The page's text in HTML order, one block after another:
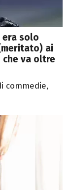
era solo
ai
va oltre
commedie,